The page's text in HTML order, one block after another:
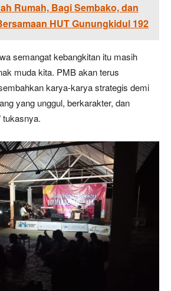
Rumah, Bagi Sembako, dan
HUT Gunungkidul 192
semangat kebangkitan itu masih
muda kita. PMB akan terus
karya-karya strategis demi
yang unggul, berkarakter, dan
tukasnya.